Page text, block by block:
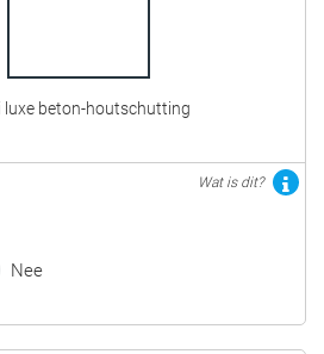
luxe beton-houtschutting
Wat is dit?
Nee